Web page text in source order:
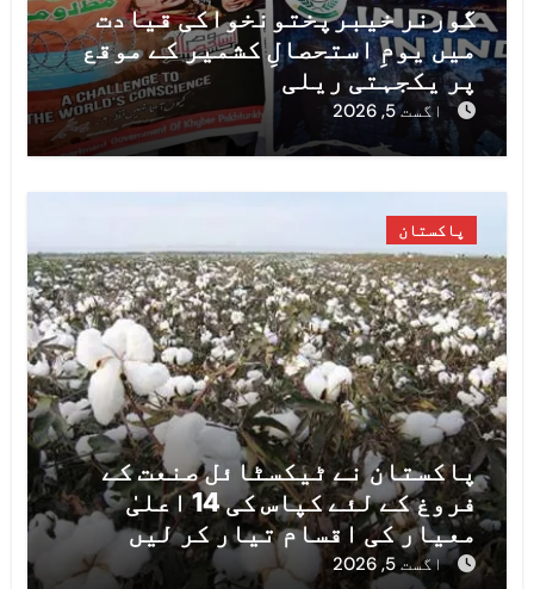
گورنر خیبرپختونخواکی قیادت
میں یومِ استحصالِ کشمیر کے موقع
پر یکجہتی ریلی
اگست 5, 2026
پاکستان
پاکستان نے ٹیکسٹائل صنعت کے
فروغ کے لئے کپاس کی 14 اعلیٰ
معیار کی اقسام تیار کر لیں
اگست 5, 2026